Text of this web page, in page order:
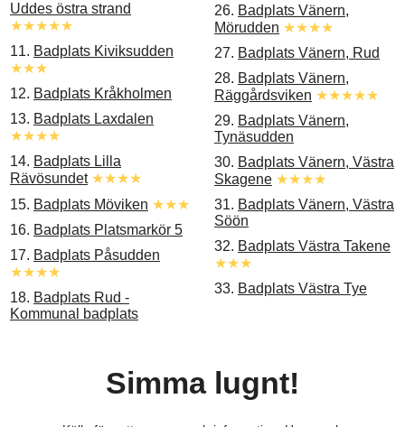
Uddes östra strand
★★★★★
11. Badplats Kiviksudden
★★★
12. Badplats Kråkholmen
13. Badplats Laxdalen
★★★★
14. Badplats Lilla
Rävösundet ★★★★
15. Badplats Möviken ★★★
16. Badplats Platsmarkör 5
17. Badplats Påsudden
★★★★
18. Badplats Rud -
Kommunal badplats
26. Badplats Vänern,
Mörudden ★★★★
27. Badplats Vänern, Rud
28. Badplats Vänern,
Räggårdsviken ★★★★★
29. Badplats Vänern,
Tynäsudden
30. Badplats Vänern, Västra
Skagene ★★★★
31. Badplats Vänern, Västra
Söön
32. Badplats Västra Takene
★★★
33. Badplats Västra Tye
Simma lugnt!